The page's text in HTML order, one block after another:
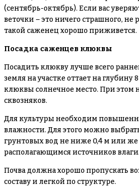
(сентябрь-октябрь). Если вас
веточки – это ничего страшного, не
такой саженец хорошо приживется.
Посадка саженцев клюквы
Посадить клюкву лучше всего
земля на участке оттает на глубину
клюквы солнечное место. При этом
сквозняков.
Для культуры необходим
влажности. Для этого можно
грунтовых вод не ниже 0,4 м или
располагающимся источников влаги.
Почва должна хорошо пропускать
составу и легкой по структуре.